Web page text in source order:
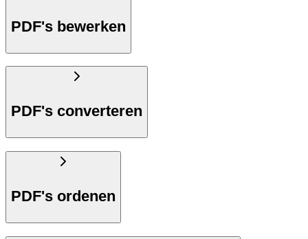
PDF's bewerken
PDF's converteren
PDF's ordenen